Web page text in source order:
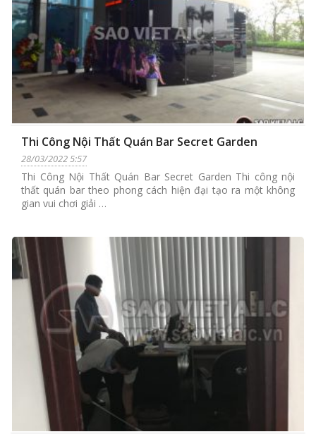
Thi Công Nội Thất Quán Bar Secret Garden
28/03/2022 5:57
Thi Công Nội Thất Quán Bar Secret Garden Thi công nội
thất quán bar theo phong cách hiện đại tạo ra một không
gian vui chơi giải …